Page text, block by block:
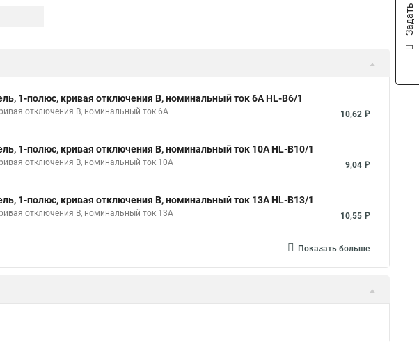
1-полюс, кривая отключения B, номинальный ток 6А HL-B6/1
отключения B, номинальный ток 6А 10,62 ₽
1-полюс, кривая отключения B, номинальный ток 10А HL-B10/1
отключения B, номинальный ток 10А 9,04 ₽
1-полюс, кривая отключения B, номинальный ток 13А HL-B13/1
отключения B, номинальный ток 13А 10,55 ₽
Показать больше